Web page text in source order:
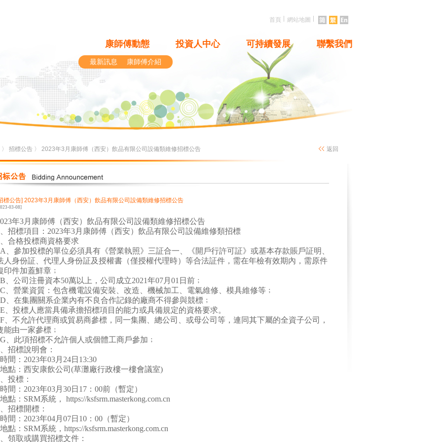
首頁 網站地圖
康師傅動態 投資人中心 可持續發展 聯繫我們
最新訊息 康師傅介紹
〉 招標公告 〉 2023年3月康師傅（西安）飲品有限公司設備類維修招標公告 返回
標公告] 2023年3月康師傅（西安）飲品有限公司設備類維修招標公告
03-08]
年3月康師傅（西安）飲品有限公司設備類維修招標公告
、招標項目： 2023年3月康師傅（西安）飲品有限公司設備維修類招標
、合格投標商資格要求
、參加投標的單位必須具有《營業執照》三証合一、《開戶行許可証》或基本存款賬戶証明、
人身份証、代理人身份証及授權書（僅授權代理時）等合法証件，需在年檢有效期內，需原件
印件加蓋鮮章﹔
、公司注冊資本50萬以上，公司成立2021年07月 01 日前﹔
、營業資質： 包含機電設備安裝、改造、機械加工、電氣維修、模具維修等 ﹔
、在集團關系企業內有不良合作記錄的廠商不得參與競標﹔
、投標人應當具備承擔招標項目的能力或具備規定的資格要求。
、不允許代理商或貿易商參標，同一集團、總公司、或母公司等，連同其下屬的全資子公司，
能由一家參標﹔
、此項招標不允許個人或個體工商戶參加﹔
、招標說明會：
時間： 2023年03月 24日 13:30
地點：西安康飲公司 (草灘廠行政樓一樓會議室)
、投標：
時間： 2023年03月 30日 17 ： 00前（暫定）
地點： SRM系統，
https://ksfsrm.masterkong.com.cn
、招標開標：
時間： 2023年04月 07日 10 ： 00 （暫定）
地點： SRM系統， https://ksfsrm.masterkong.com.cn
、領取或購買招標文件：